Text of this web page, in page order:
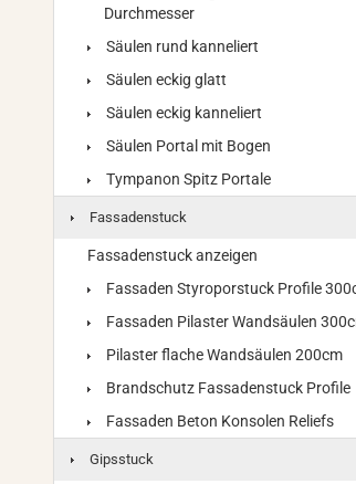
Durchmesser
Säulen rund kanneliert
Säulen eckig glatt
Säulen eckig kanneliert
Säulen Portal mit Bogen
Tympanon Spitz Portale
Fassadenstuck
Fassadenstuck anzeigen
Fassaden Styroporstuck Profile
Fassaden Pilaster Wandsäulen
Pilaster flache Wandsäulen 200cm
Brandschutz Fassadenstuck Profile
Fassaden Beton Konsolen Reliefs
Gipsstuck